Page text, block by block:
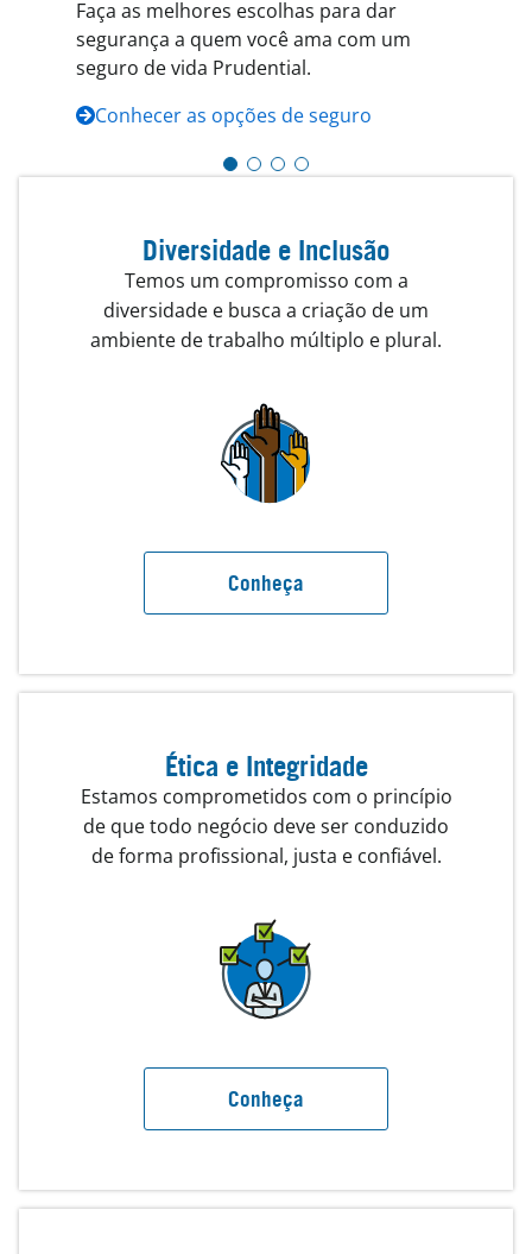
Faça as melhores escolhas para dar
segurança a quem você ama com um
seguro de vida Prudential.
Conhecer as opções de seguro
Diversidade e Inclusão
Temos um compromisso com a
diversidade e busca a criação de um
ambiente de trabalho múltiplo e plural.
Conheça
Ética e Integridade
Estamos comprometidos com o princípio
de que todo negócio deve ser conduzido
de forma profissional, justa e confiável.
Conheça